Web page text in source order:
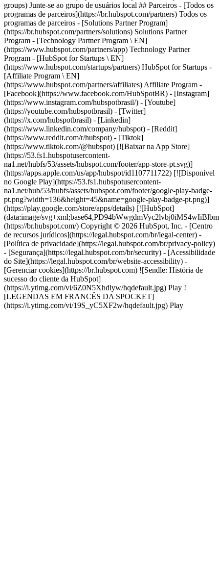
-
[Facebook](https://www.facebook.com/HubSpotBR) - [Instagram]
(https://www.instagram.com/hubspotbrasil/) - [Youtube]
(https://youtube.com/hubspotbrasil) - [Twitter]
(https://x.com/hubspotbrasil) - [Linkedin]
(https://www.linkedin.com/company/hubspot) - [Reddit]
(https://www.reddit.com/r/hubspot) - [Tiktok]
(https://www.tiktok.com/@hubspot) [![Baixar na App Store]
(https://53.fs1.hubspotusercontent-
na1.net/hubfs/53/assets/hubspot.com/footer/app-store-pt.svg)]
(https://apps.apple.com/us/app/hubspot/id1107711722) [![Disponível
no Google Play](https://53.fs1.hubspotusercontent-
na1.net/hub/53/hubfs/assets/hubspot.com/footer/google-play-badge-
pt.png?width=136&height=45&name=google-play-badge-pt.png)]
(https://play.google.com/store/apps/details) [![HubSpot]
(data:image/
(https://br.hubspot.com/) Copyright © 2026 HubSpot, Inc. - [Centro
de recursos jurídicos](https://legal.hubspot.com/br/legal-center) -
[Política de privacidade](https://legal.hubspot.com/br/privacy-policy)
- [Segurança](https://legal.hubspot.com/br/security) - [Acessibilidade
do Site](https://legal.hubspot.com/br/website-accessibility) -
[Gerenciar cookies](https://br.hubspot.com) ![Sendle: História de
sucesso do cliente da HubSpot]
(https://i.ytimg.com/vi/6Z0N5Xhdlyw/hqdefault.jpg) Play !
[LEGENDAS EM FRANCÊS DA SPOCKET]
(https://i.ytimg.com/vi/19S_yC5XF2w/hqdefault.jpg) Play